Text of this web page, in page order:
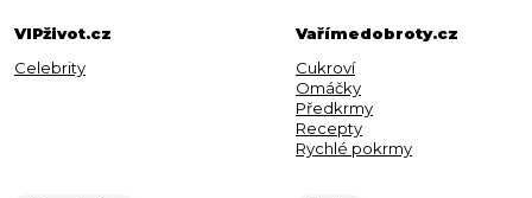
VIPživot.cz
Celebrity
Vařímedobroty.cz
Cukroví
Omáčky
Předkrmy
Recepty
Rychlé pokrmy